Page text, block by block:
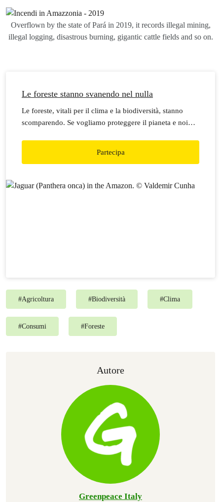
Overflown by the state of Pará in 2019, it records illegal mining,
illegal logging, disastrous burning, gigantic cattle fields and so on.
Le foreste stanno svanendo nel nulla
Le foreste, vitali per il clima e la biodiversità, stanno
scomparendo. Se vogliamo proteggere il pianeta e noi
Partecipa
#Agricoltura #Biodiversità #Clima
#Consumi #Foreste
Autore
Greenpeace Italy